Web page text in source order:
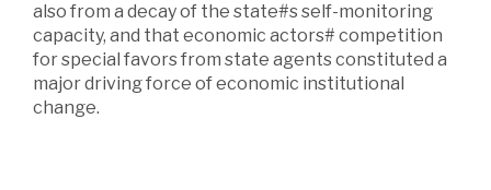
also from a decay of the state#s self-monitoring
capacity, and that economic actors# competition
for special favors from state agents constituted a
major driving force of economic institutional
change.